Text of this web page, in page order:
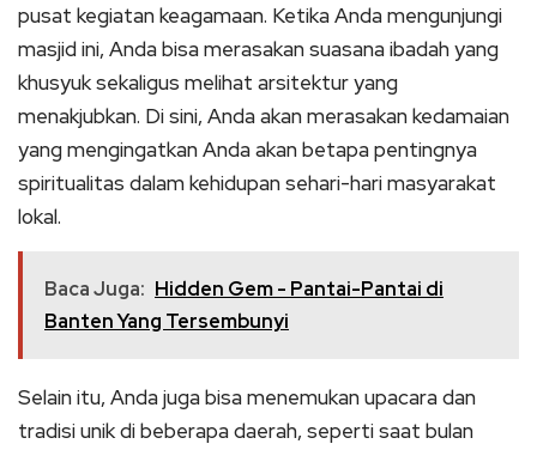
pusat kegiatan keagamaan. Ketika Anda mengunjungi
masjid ini, Anda bisa merasakan suasana ibadah yang
khusyuk sekaligus melihat arsitektur yang
menakjubkan. Di sini, Anda akan merasakan kedamaian
yang mengingatkan Anda akan betapa pentingnya
spiritualitas dalam kehidupan sehari-hari masyarakat
lokal.
Baca Juga: Hidden Gem - Pantai-Pantai di
Banten Yang Tersembunyi
Selain itu, Anda juga bisa menemukan upacara dan
tradisi unik di beberapa daerah, seperti saat bulan